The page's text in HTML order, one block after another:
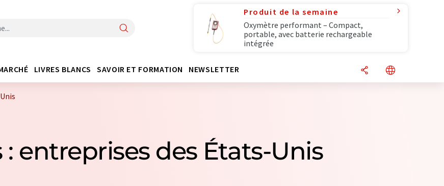
Produit de la semaine
Oxymètre performant – Compact,
portable, avec batterie rechargeable
intégrée
LIVRES BLANCS SAVOIR ET FORMATION NEWSLETTER
: entreprises des États-Unis